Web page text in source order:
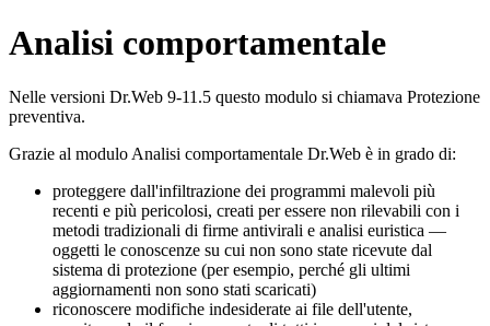
Analisi comportamentale
Nelle versioni Dr.Web 9-11.5 questo modulo si chiamava Protezione
preventiva.
Grazie al modulo Analisi comportamentale Dr.Web è in grado di:
proteggere dall'infiltrazione dei programmi malevoli più
recenti e più pericolosi, creati per essere non rilevabili con i
metodi tradizionali di firme antivirali e analisi euristica —
oggetti le conoscenze su cui non sono state ricevute dal
sistema di protezione (per esempio, perché gli ultimi
aggiornamenti non sono stati scaricati)
riconoscere modifiche indesiderate ai file dell'utente,